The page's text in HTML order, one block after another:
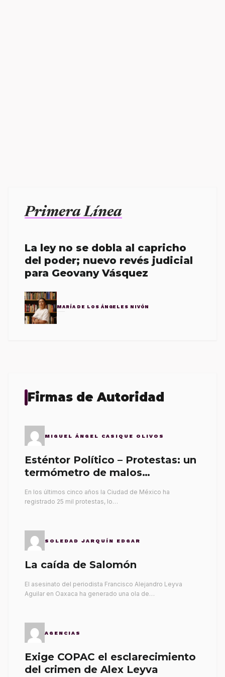
Primera Línea
La ley no se dobla al capricho
del poder; nuevo revés judicial
para Geovany Vásquez
MARÍA DE LOS ÁNGELES NIVÓN
Firmas de Autoridad
MIGUEL ÁNGEL CASIQUE OLIVOS
Esténtor Político – Protestas: un
termómetro de malos
En los últimos cinco años la Ciudad de México ha
registrado 25 mil protestas, lo…
SOLEDAD JARQUÍN EDGAR
La caída de Salomón
El asesinato del periodista Francisco Alejandro Leyva
Aguilar en Oaxaca ha generado una ola de…
AGENCIAS
Exige COPAC el esclarecimiento
del crimen de Alex Leyva